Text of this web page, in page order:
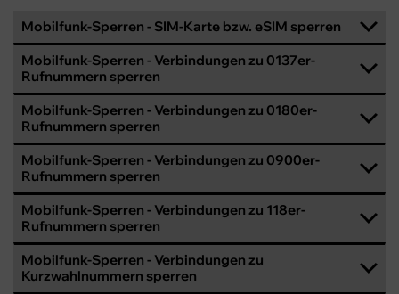
Mobilfunk-Sperren - SIM-Karte bzw. eSIM sperren
Mobilfunk-Sperren - Verbindungen zu 0137er-
Rufnummern sperren
Mobilfunk-Sperren - Verbindungen zu 0180er-
Rufnummern sperren
Mobilfunk-Sperren - Verbindungen zu 0900er-
Rufnummern sperren
Mobilfunk-Sperren - Verbindungen zu 118er-
Rufnummern sperren
Mobilfunk-Sperren - Verbindungen zu
Kurzwahlnummern sperren